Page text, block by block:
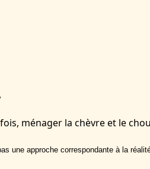
ménager la chèvre et le
une approche correspondante à la